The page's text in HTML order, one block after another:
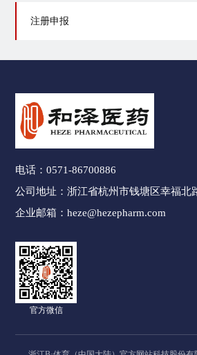
注册申报
电话：0571-86700886
公司地址：浙江省杭州市钱塘区幸福北
企业邮箱：heze@hezepharm.com
官方微信